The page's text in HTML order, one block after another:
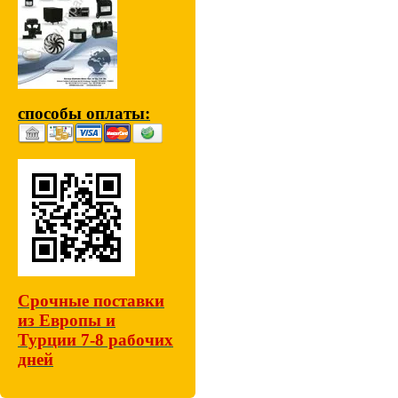
способы оплаты:
Срочные поставки
из Европы и
Турции 7-8 рабочих
дней